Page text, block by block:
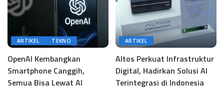
ARTIKEL TEKNO
OpenAI Kembangkan
Smartphone Canggih,
Semua Bisa Lewat AI
ARTIKEL
Altos Perkuat Infrastruktur
Digital, Hadirkan Solusi AI
Terintegrasi di Indonesia